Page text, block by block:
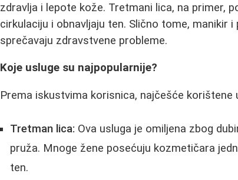
zdravlja i lepote kože. Tretmani lica, na primer,
cirkulaciju i obnavljaju ten. Slično tome, manikir
sprečavaju zdravstvene probleme.
Koje usluge su najpopularnije?
Prema iskustvima korisnica, najčešće
Tretman lica: Ova usluga je omiljena zbog
pruža. Mnoge žene posećuju kozmetičara
ten.